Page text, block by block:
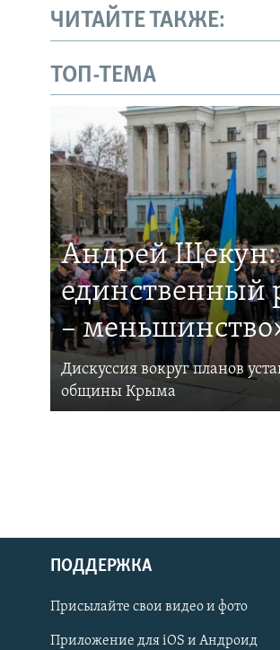
Українською
Qırımtatar
ЧИТАЙТЕ ТАКЖЕ:
ТОП-ТЕМА
Андрей
единственный
–
Дискуссия вокруг планов
общины Крыма
ПОДДЕРЖКА
Присылайте свои видео и фото
Приложение для iOS и Андроид